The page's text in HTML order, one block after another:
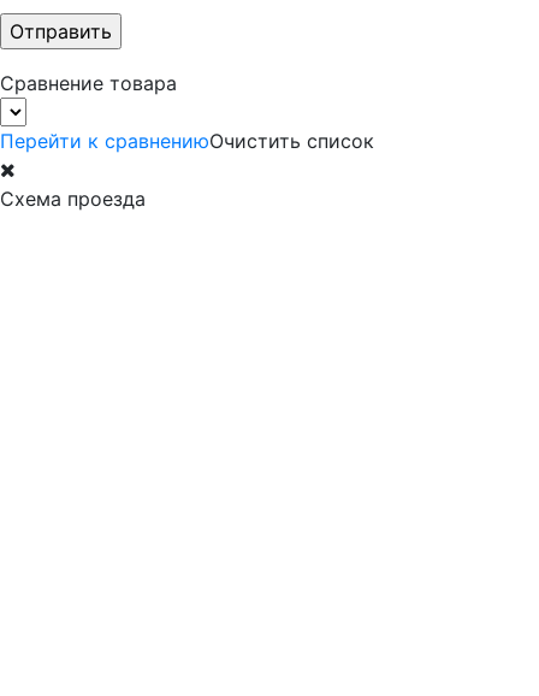
Сравнение товара
Перейти к сравнениюОчистить список
Схема проезда